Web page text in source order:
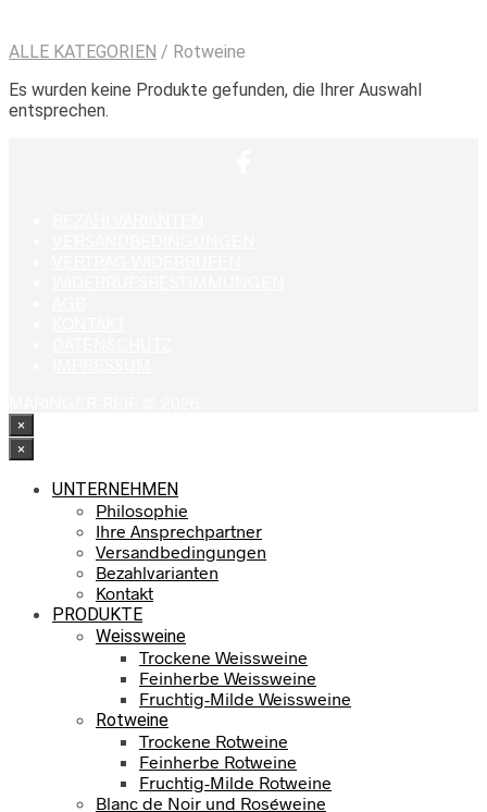
ALLE KATEGORIEN / Rotweine
Es wurden keine Produkte gefunden, die Ihrer Auswahl
entsprechen.
×
×
UNTERNEHMEN
Philosophie
Ihre Ansprechpartner
Versandbedingungen
Bezahlvarianten
Kontakt
PRODUKTE
Weissweine
Trockene Weissweine
Feinherbe Weissweine
Fruchtig-Milde Weissweine
Rotweine
Trockene Rotweine
Feinherbe Rotweine
Fruchtig-Milde Rotweine
Blanc de Noir und Roséweine